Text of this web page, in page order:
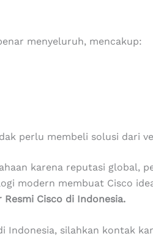
menyeluruh, mencakup:
perlu membeli solusi dari
karena reputasi global,
modern membuat Cisco
Resmi Cisco di Indonesia.
Indonesia, silahkan kontak